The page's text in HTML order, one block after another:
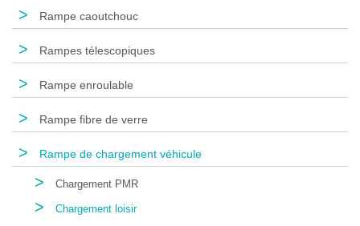
> Rampe caoutchouc
> Rampes télescopiques
> Rampe enroulable
> Rampe fibre de verre
> Rampe de chargement véhicule
> Chargement PMR
> Chargement loisir